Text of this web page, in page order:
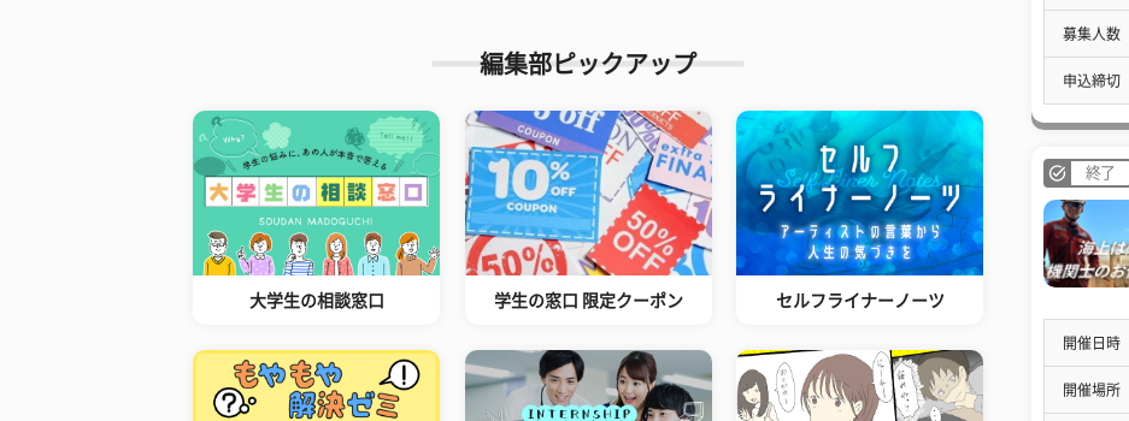
編集部ピックアップ
大学生の相談窓口 学生の窓口 限定クーポン セルフライナーノーツ
募集人数
申込締切
終了
開催日時
開催場所